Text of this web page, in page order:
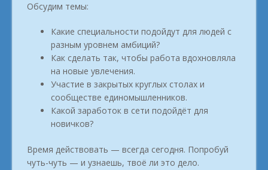
Обсудим темы:
Какие специальности подойдут для людей с
разным уровнем амбиций?
Как сделать так, чтобы работа вдохновляла
на новые увлечения.
Участие в закрытых круглых столах и
сообществе единомышленников.
Какой заработок в сети подойдёт для
новичков?
Время действовать — всегда сегодня. Попробуй
чуть-чуть — и узнаешь, твоё ли это дело.